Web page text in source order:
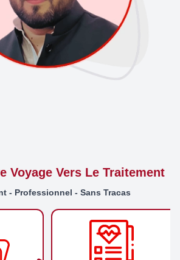
Voyage Vers Le Traitement
- Professionnel - Sans Tracas